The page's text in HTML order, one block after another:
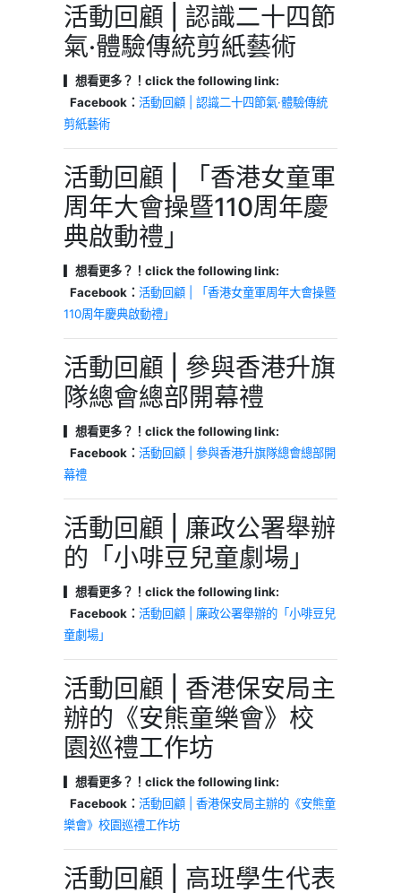
活動回顧 | 認識二十四節
氣·體驗傳統剪紙藝術
▎想看更多？！click the following link:
Facebook： 活動回顧 | 認識二十四節氣·體驗傳統
剪紙藝術
活動回顧 | 「香港女童軍
周年大會操暨110周年慶
典啟動禮」
▎想看更多？！click the following link:
Facebook： 活動回顧 | 「香港女童軍周年大會操暨
110周年慶典啟動禮」
活動回顧 | 參與香港升旗
隊總會總部開幕禮
▎想看更多？！click the following link:
Facebook： 活動回顧 | 參與香港升旗隊總會總部開
幕禮
活動回顧 | 廉政公署舉辦
的「小啡豆兒童劇場」
▎想看更多？！click the following link:
Facebook： 活動回顧 | 廉政公署舉辦的「小啡豆兒
童劇場」
活動回顧 | 香港保安局主
辦的《安熊童樂會》校
園巡禮工作坊
▎想看更多？！click the following link:
Facebook： 活動回顧 | 香港保安局主辦的《安熊童
樂會》校園巡禮工作坊
活動回顧 | 高班學生代表